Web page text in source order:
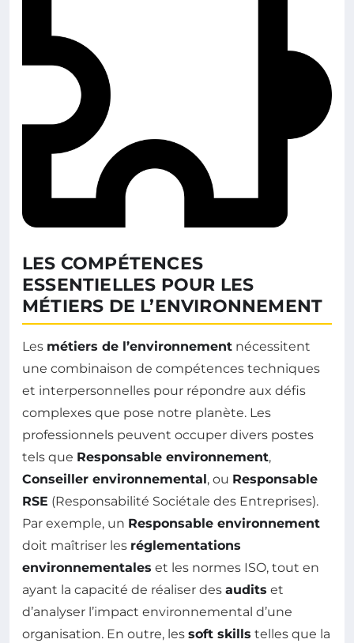
LES COMPÉTENCES
ESSENTIELLES POUR LES
MÉTIERS DE L’ENVIRONNEMENT
Les métiers de l’environnement nécessitent
une combinaison de compétences techniques
et interpersonnelles pour répondre aux défis
complexes que pose notre planète. Les
professionnels peuvent occuper divers postes
tels que Responsable environnement,
Conseiller environnemental, ou Responsable
RSE (Responsabilité Sociétale des Entreprises).
Par exemple, un Responsable environnement
doit maîtriser les réglementations
environnementales et les normes ISO, tout en
ayant la capacité de réaliser des audits et
d’analyser l’impact environnemental d’une
organisation. En outre, les soft skills telles que la